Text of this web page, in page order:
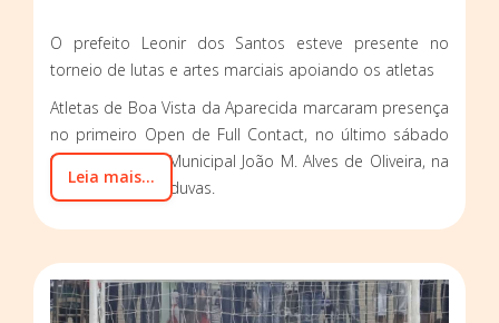
O prefeito Leonir dos Santos esteve presente no
torneio de lutas e artes marciais apoiando os atletas
Atletas de Boa Vista da Aparecida marcaram presença
no primeiro Open de Full Contact, no último sábado
(29), no Ginásio Municipal João M. Alves de Oliveira, na
cidade de Catanduvas.
Leia mais...